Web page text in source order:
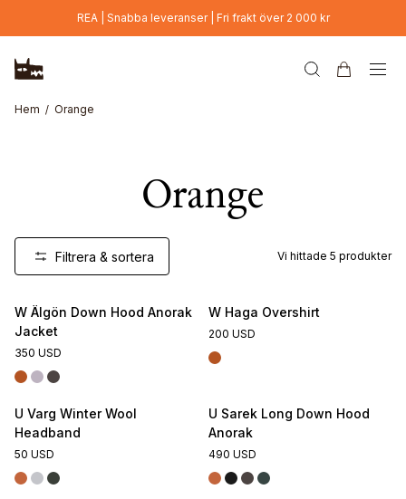
Hoppa till huvudinnehållREA | Snabba leveranser | Fri frakt över 2 000 kr
Hem Orange
Orange
Filtrera & sortera Vi hittade 5 produkter
W Älgön Down Hood Anorak
Jacket
350 USD
W Haga Overshirt
200 USD
U Varg Winter Wool
Headband
50 USD
U Sarek Long Down Hood
Anorak
490 USD